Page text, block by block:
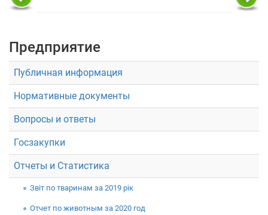
Предприятие
Публичная информация
Нормативные документы
Вопросы и ответы
Госзакупки
Отчеты и Статистика
Звiт по тваринам за 2019 рік
Отчет по животным за 2020 год